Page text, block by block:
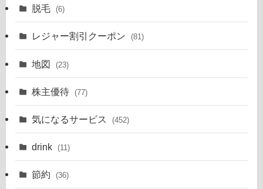
脱毛 (6)
レジャー割引クーポン (81)
地図 (23)
株主優待 (77)
気になるサービス (452)
drink (11)
節約 (36)